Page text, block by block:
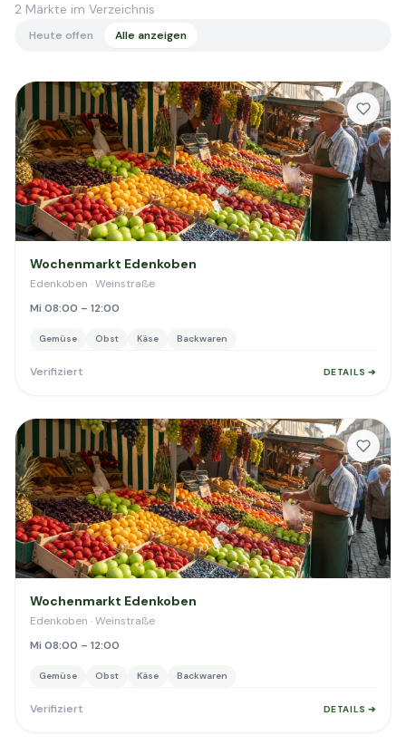
2 Märkte im Verzeichnis
Heute offen Alle anzeigen
Wochenmarkt Edenkoben
Edenkoben · Weinstraße
Mi 08:00 – 12:00
Gemüse Obst Käse Backwaren
Verifiziert DETAILS ➔
Wochenmarkt Edenkoben
Edenkoben · Weinstraße
Mi 08:00 – 12:00
Gemüse Obst Käse Backwaren
Verifiziert DETAILS ➔